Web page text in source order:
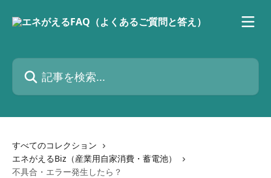
記事を検索...
すべてのコレクション
エネがえるBiz（産業用自家消費・蓄電池）
不具合・エラー発生したら？